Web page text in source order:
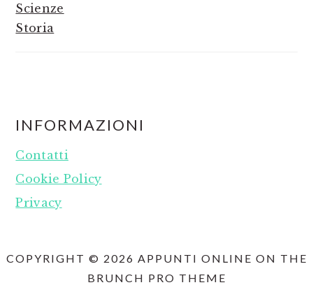
Scienze
Storia
FOOTER
INFORMAZIONI
Contatti
Cookie Policy
Privacy
COPYRIGHT © 2026 APPUNTI ONLINE ON THE
BRUNCH PRO THEME